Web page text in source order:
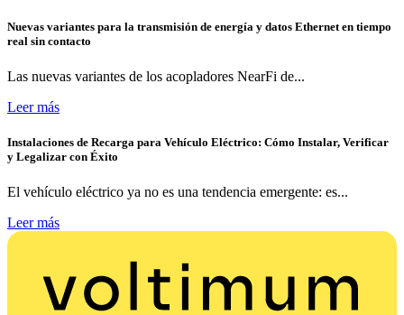
Nuevas variantes para la transmisión de energía y datos Ethernet en tiempo
real sin contacto
Las nuevas variantes de los acopladores NearFi de...
Leer más
Instalaciones de Recarga para Vehículo Eléctrico: Cómo Instalar, Verificar
y Legalizar con Éxito
El vehículo eléctrico ya no es una tendencia emergente: es...
Leer más